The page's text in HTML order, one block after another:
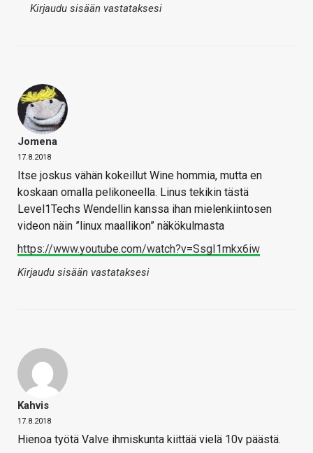
Kirjaudu sisään vastataksesi
Jomena
17.8.2018
Itse joskus vähän kokeillut Wine hommia, mutta en
koskaan omalla pelikoneella. Linus tekikin tästä
Level1Techs Wendellin kanssa ihan mielenkiintosen
videon näin ”linux maallikon” näkökulmasta
https://www.youtube.com/watch?v=SsgI1mkx6iw
Kirjaudu sisään vastataksesi
Kahvis
17.8.2018
Hienoa työtä Valve ihmiskunta kiittää vielä 10v päästä.